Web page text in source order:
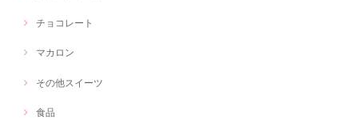
チョコレート
マカロン
その他スイーツ
食品